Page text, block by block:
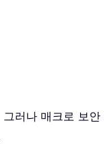
러나 매크로 보안